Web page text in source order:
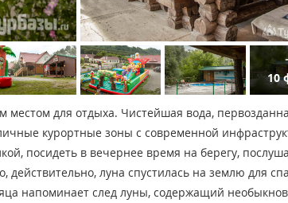
10
местом для отдыха. Чистейшая вода,
курортные зоны с современной
посидеть в вечернее время на берегу,
действительно, луна спустилась на землю для
напоминает след луны, содержащий